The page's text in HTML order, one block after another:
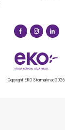
Copyright EKO Stormarknad 2026